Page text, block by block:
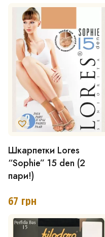
варіантів.
Параметри
можна
вибрати
на
сторінці
товару
Шкарпетки Lores
“Sophie” 15 den (2
пари!)
67 грн
Цей
товар
має
кілька
варіантів.
Параметри